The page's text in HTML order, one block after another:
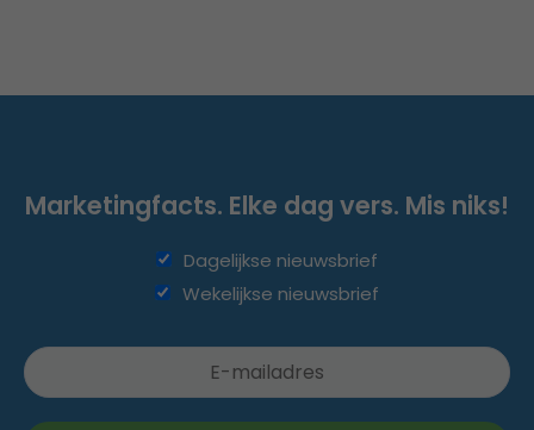
Marketingfacts. Elke dag vers. Mis niks!
Dagelijkse nieuwsbrief
Wekelijkse nieuwsbrief